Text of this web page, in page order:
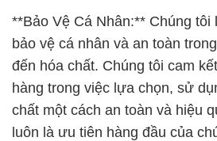
**Bảo Vệ Cá Nhân:** Chúng tôi
bảo vệ cá nhân và an toàn
đến hóa chất. Chúng tôi cam
hàng trong việc lựa chọn, sử
chất một cách an toàn và hiệu
luôn là ưu tiên hàng đầu của